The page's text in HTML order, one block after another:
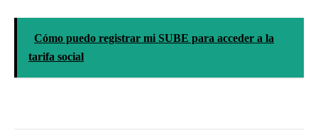
Cómo puedo registrar mi SUBE para acceder a la
tarifa social